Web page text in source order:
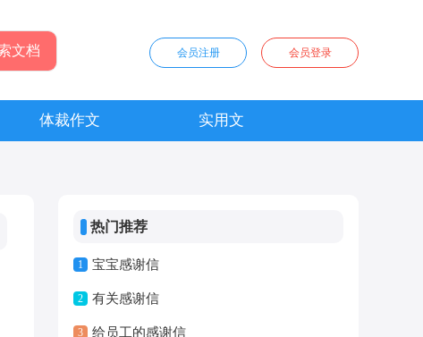
会员登录
会员注册
体裁作文 实用文
热门推荐
1 宝宝感谢信
2 有关感谢信
3 给员工的感谢信